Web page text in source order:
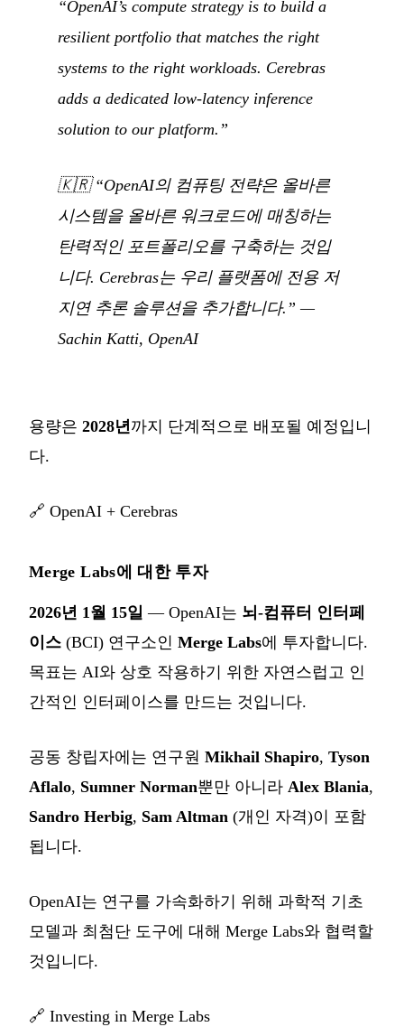
“OpenAI’s compute strategy is to build a
resilient portfolio that matches the right
systems to the right workloads. Cerebras
adds a dedicated low-latency inference
solution to our platform.”
🇰🇷“OpenAI의 컴퓨팅 전략은 올바른
시스템을 올바른 워크로드에 매칭하는
탄력적인 포트폴리오를 구축하는 것입
니다. Cerebras는 우리 플랫폼에 전용 저
지연 추론 솔루션을 추가합니다.” —
Sachin Katti, OpenAI
용량은 2028년까지 단계적으로 배포될 예정입니
다.
🔗 OpenAI + Cerebras
Merge Labs에 대한 투자
2026년 1월 15일 — OpenAI는 뇌-컴퓨터 인터페
이스 (BCI) 연구소인 Merge Labs에 투자합니다.
목표는 AI와 상호 작용하기 위한 자연스럽고 인
간적인 인터페이스를 만드는 것입니다.
공동 창립자에는 연구원 Mikhail Shapiro, Tyson
Aflalo, Sumner Norman뿐만 아니라 Alex Blania,
Sandro Herbig, Sam Altman (개인 자격)이 포함
됩니다.
OpenAI는 연구를 가속화하기 위해 과학적 기초
모델과 최첨단 도구에 대해 Merge Labs와 협력할
것입니다.
🔗 Investing in Merge Labs